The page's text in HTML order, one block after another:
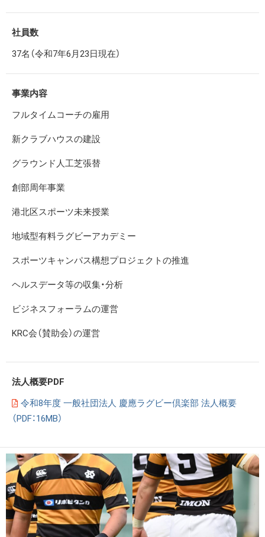
社員数
37名（令和7年6月23日現在）
事業内容
フルタイムコーチの雇用
新クラブハウスの建設
グラウンド人工芝張替
創部周年事業
港北区スポーツ未来授業
地域型有料ラグビーアカデミー
スポーツキャンパス構想プロジェクトの推進
ヘルスデータ等の収集・分析
ビジネスフォーラムの運営
KRC会（賛助会）の運営
法人概要PDF
令和8年度 一般社団法人 慶應ラグビー倶楽部 法人概要
（PDF：16MB）